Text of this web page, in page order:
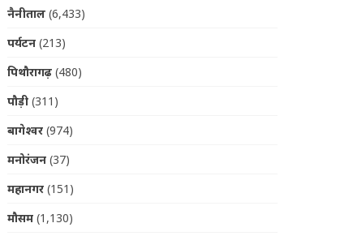
नैनीताल(6,433)
पर्यटन(213)
पिथौरागढ़(480)
पौड़ी(311)
बागेश्वर(974)
मनोरंजन(37)
महानगर(151)
मौसम(1,130)